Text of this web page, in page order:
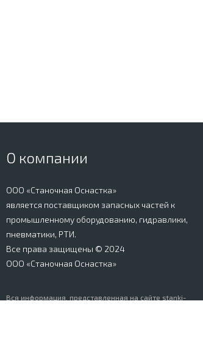
О компании
ООО «Станочная Оснастка»
является поставщиком запасных частей к
промышленному оборудованию, гидравлики,
пневматики, РТИ.
Все права защищены © 2024
ООО «Станочная Оснастка»
Вся информация, представленная на сайте stanki-